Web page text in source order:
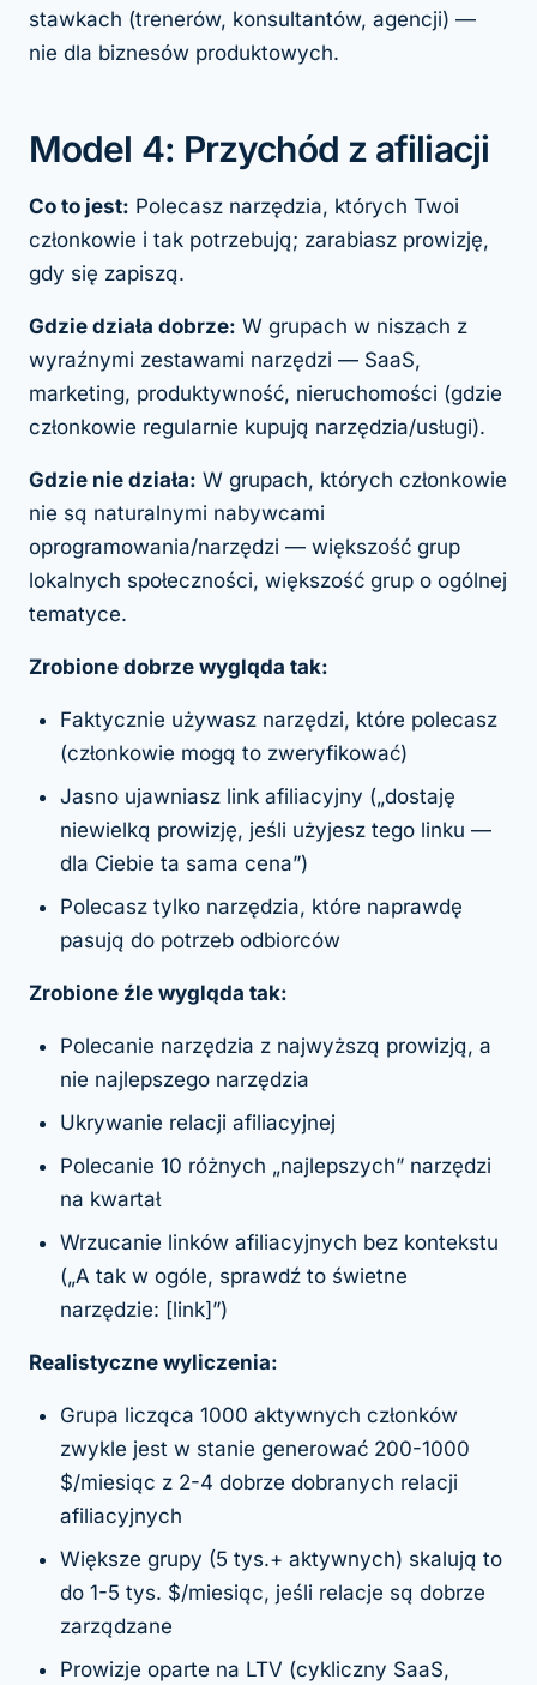
stawkach (trenerów, konsultantów, agencji) —
nie dla biznesów produktowych.
Model 4: Przychód z afiliacji
Co to jest: Polecasz narzędzia, których Twoi
członkowie i tak potrzebują; zarabiasz prowizję,
gdy się zapiszą.
Gdzie działa dobrze: W grupach w niszach z
wyraźnymi zestawami narzędzi — SaaS,
marketing, produktywność, nieruchomości (gdzie
członkowie regularnie kupują narzędzia/usługi).
Gdzie nie działa: W grupach, których członkowie
nie są naturalnymi nabywcami
oprogramowania/narzędzi — większość grup
lokalnych społeczności, większość grup o ogólnej
tematyce.
Zrobione dobrze wygląda tak:
Faktycznie używasz narzędzi, które polecasz
(członkowie mogą to zweryfikować)
Jasno ujawniasz link afiliacyjny („dostaję
niewielką prowizję, jeśli użyjesz tego linku —
dla Ciebie ta sama cena”)
Polecasz tylko narzędzia, które naprawdę
pasują do potrzeb odbiorców
Zrobione źle wygląda tak:
Polecanie narzędzia z najwyższą prowizją, a
nie najlepszego narzędzia
Ukrywanie relacji afiliacyjnej
Polecanie 10 różnych „najlepszych” narzędzi
na kwartał
Wrzucanie linków afiliacyjnych bez kontekstu
(„A tak w ogóle, sprawdź to świetne
narzędzie: [link]”)
Realistyczne wyliczenia:
Grupa licząca 1000 aktywnych członków
zwykle jest w stanie generować 200-1000
$/miesiąc z 2-4 dobrze dobranych relacji
afiliacyjnych
Większe grupy (5 tys.+ aktywnych) skalują to
do 1-5 tys. $/miesiąc, jeśli relacje są dobrze
zarządzane
Prowizje oparte na LTV (cykliczny SaaS,